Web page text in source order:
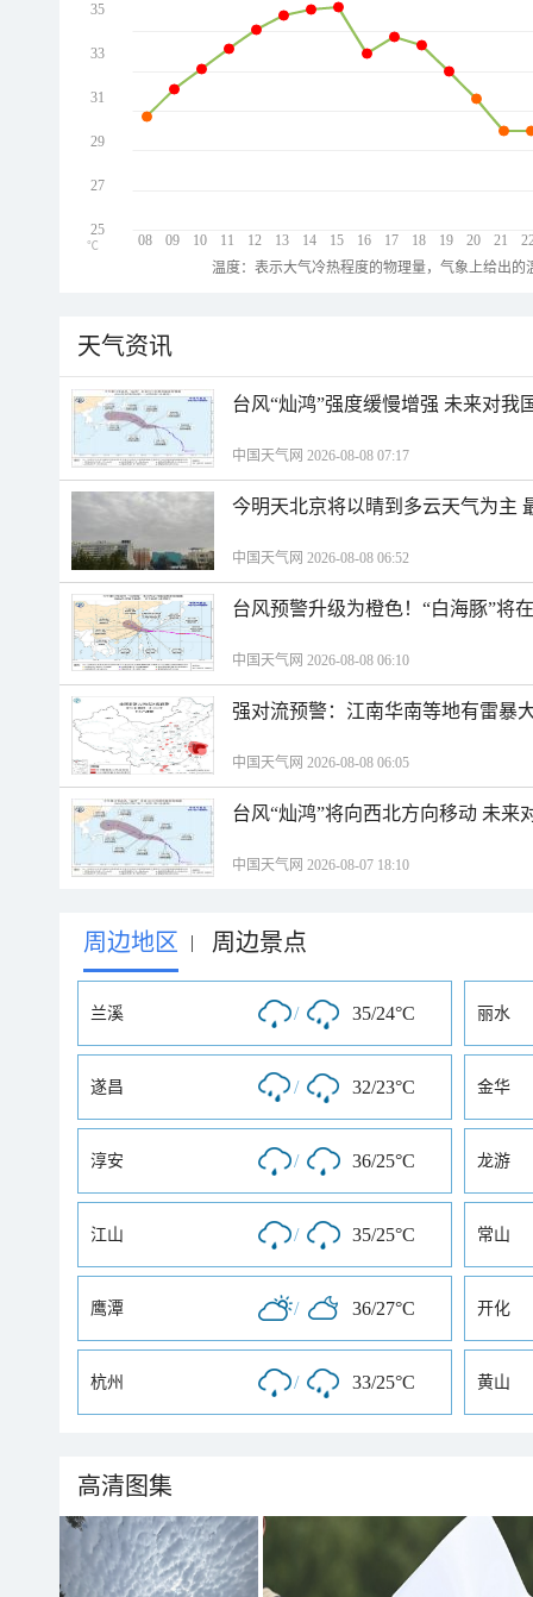
08 09 10 11 12 13 14 15 16 17 18 19 20 21
35
33
31
29
27
25
℃
温度：表示大气冷热程度的物理量，气象上给出
天气资讯
台风“灿鸿”强度缓慢增强 未来对我
中国天气网 2026-08-08 07:17
今明天北京将以晴到多云天气为主
中国天气网 2026-08-08 06:52
台风预警升级为橙色！“白海豚”将
中国天气网 2026-08-08 06:10
强对流预警：江南华南等地有雷暴
中国天气网 2026-08-08 06:05
台风“灿鸿”将向西北方向移动 未来
中国天气网 2026-08-07 18:10
周边地区 | 周边景点
兰溪 / 35/24°C 丽水
遂昌 / 32/23°C 金华
淳安 / 36/25°C 龙游
江山 / 35/25°C 常山
鹰潭 / 36/27°C 开化
杭州 / 33/25°C 黄山
高清图集